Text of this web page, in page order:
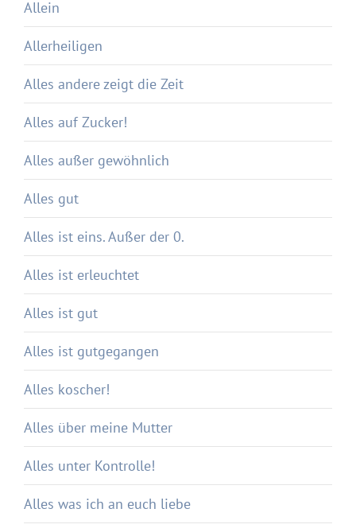
Allein
Allerheiligen
Alles andere zeigt die Zeit
Alles auf Zucker!
Alles außer gewöhnlich
Alles gut
Alles ist eins. Außer der 0.
Alles ist erleuchtet
Alles ist gut
Alles ist gutgegangen
Alles koscher!
Alles über meine Mutter
Alles unter Kontrolle!
Alles was ich an euch liebe